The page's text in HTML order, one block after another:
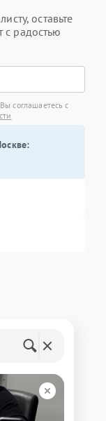
оставьте
радостью
соглашаетесь с